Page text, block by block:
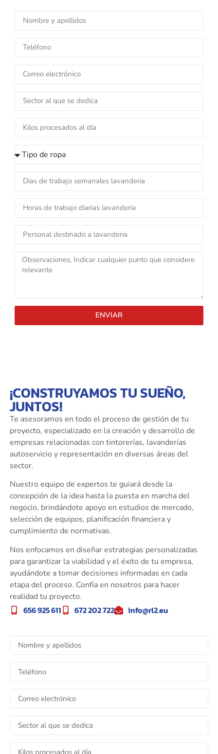
ENVIAR
¡CONSTRUYAMOS TU SUEÑO,
JUNTOS!
Te asesoramos en todo el proceso de gestión de tu
proyecto, especializado en la creación y desarrollo de
empresas relacionadas con tintorerías, lavanderías
autoservicio y representación en diversas áreas del
sector.
Nuestro equipo de expertos te guiará desde la
concepción de la idea hasta la puesta en marcha del
negocio, brindándote apoyo en estudios de mercado,
selección de equipos, planificación financiera y
cumplimiento de normativas.
Nos enfocamos en diseñar estrategias personalizadas
para garantizar la viabilidad y el éxito de tu empresa,
ayudándote a tomar decisiones informadas en cada
etapa del proceso. Confía en nosotros para hacer
realidad tu proyecto.
656 925 611 672 202 722 info@rl2.eu